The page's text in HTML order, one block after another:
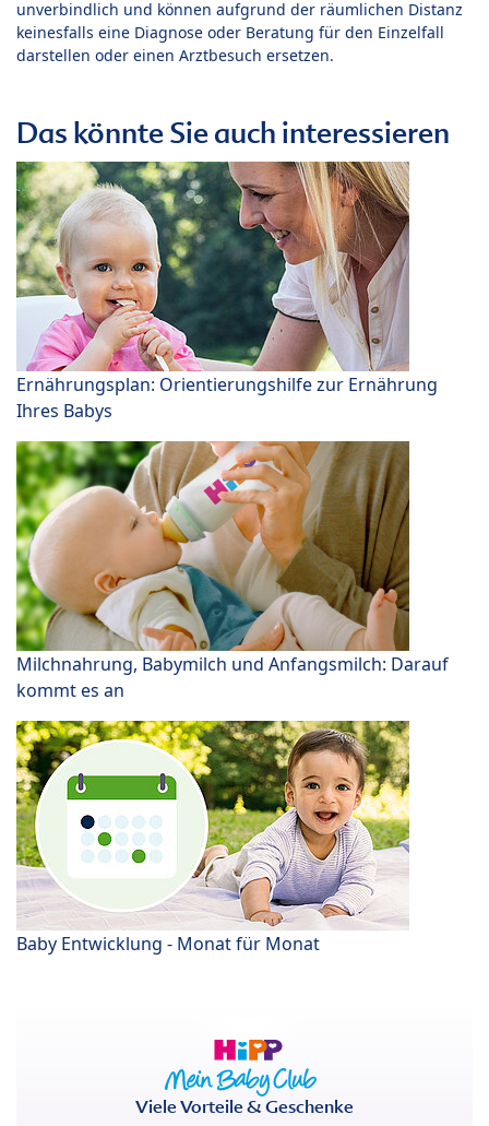
unverbindlich und können aufgrund der räumlichen Distanz
keinesfalls eine Diagnose oder Beratung für den Einzelfall
darstellen oder einen Arztbesuch ersetzen.
Das könnte Sie auch interessieren
Ernährungsplan: Orientierungshilfe zur Ernährung
Ihres Babys
Milchnahrung, Babymilch und Anfangsmilch: Darauf
kommt es an
Baby Entwicklung - Monat für Monat
Viele Vorteile & Geschenke